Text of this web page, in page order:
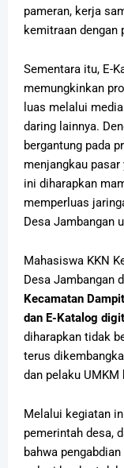
pameran, kerja
kemitraan dengan
Sementara itu, E-
memungkinkan
luas melalui
daring lainnya.
bergantung pada
menjangkau pasar
ini diharapkan
memperluas
Desa Jambangan
Mahasiswa KKN
Desa Jambangan
Kecamatan
dan E-Katalog
diharapkan tidak
terus
dan pelaku UMKM
Melalui kegiatan
pemerintah desa,
bahwa